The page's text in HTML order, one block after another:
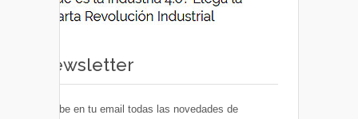
Newsletter
Recibe en tu email todas las novedades de